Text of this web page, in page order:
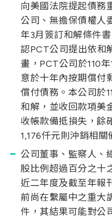
向美國法院提起債務
公司、無擔保債權人
年3月簽訂和解條件
認PCT公司提出依和
畫，PCT公司於110
意於十年內按期償付
償付債務。本公司於
和解，並收回款項美
收帳款備抵損失，餘
1,176仟元則沖銷相關
公司董事、監察人、
股比例超過百分之十
近二年度及截至年報
前尚在繫屬中之重大
件，其結果可能對公